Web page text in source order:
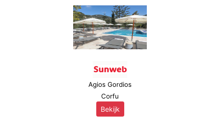
Agios Gordios
Corfu
Bekijk